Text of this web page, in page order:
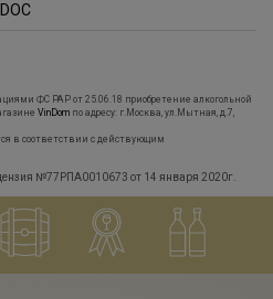
ФС РАР от 25.06.18 приобретение алкогольной
VinDom по адресу: г.Москва, ул.Мытная, д.7,
в соответствии с действующим
№77РПА0010673 от 14 января 2020г.